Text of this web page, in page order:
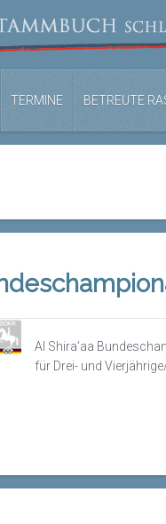
TERMINE BETREUTE
Al Shira’aa
für Drei- und